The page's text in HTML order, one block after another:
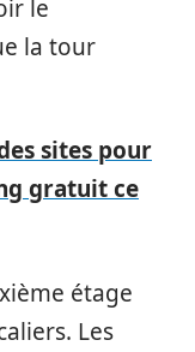
le
la tour
sites pour
gratuit ce
étage
Les